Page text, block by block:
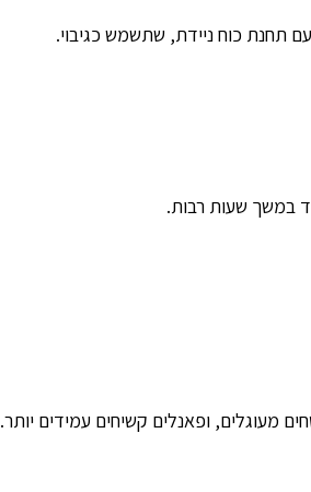
תחנת כוח ניידת, שתשמש כגיבוי.
במשך שעות רבות.
מעוגלים, ופאנלים קשיחים עמידים יותר.